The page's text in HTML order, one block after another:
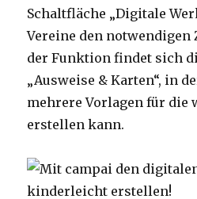
Schaltfläche „Digitale
Vereine den
der Funktion findet sich
„Ausweise & Karten“, in
mehrere Vorlagen für die
erstellen kann.